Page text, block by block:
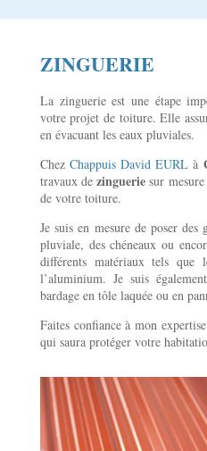
ZINGUERIE
La zinguerie est une étape
votre projet de toiture. Elle
en évacuant les eaux pluviales.
Chez Chappuis David EURL à
travaux dezinguerie sur
de votre toiture.
Je suis en mesure de poser des
pluviale, des chéneaux ou
différents matériaux tels
l’aluminium. Je suis
bardage en tôle laquée ou en
Faites confiance à mon
qui saura protéger votre